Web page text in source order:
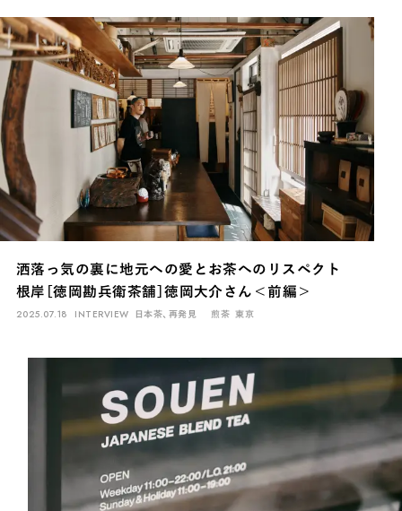
長野 埼玉 大阪 千葉 静岡 東京 滋賀 北海道
新潟 神奈川 群馬 茨城 栃木 熊本 島根
岐阜 愛知 三重 鹿児島 長崎 京都 山梨 石川
香川 岡山 広島
洒落っ気の裏に地元への愛とお茶へのリスペクト
根岸［徳岡勘兵衛茶舗］徳岡大介さん＜前編＞
2025.07.18 INTERVIEW 日本茶、再発見 煎茶 東京